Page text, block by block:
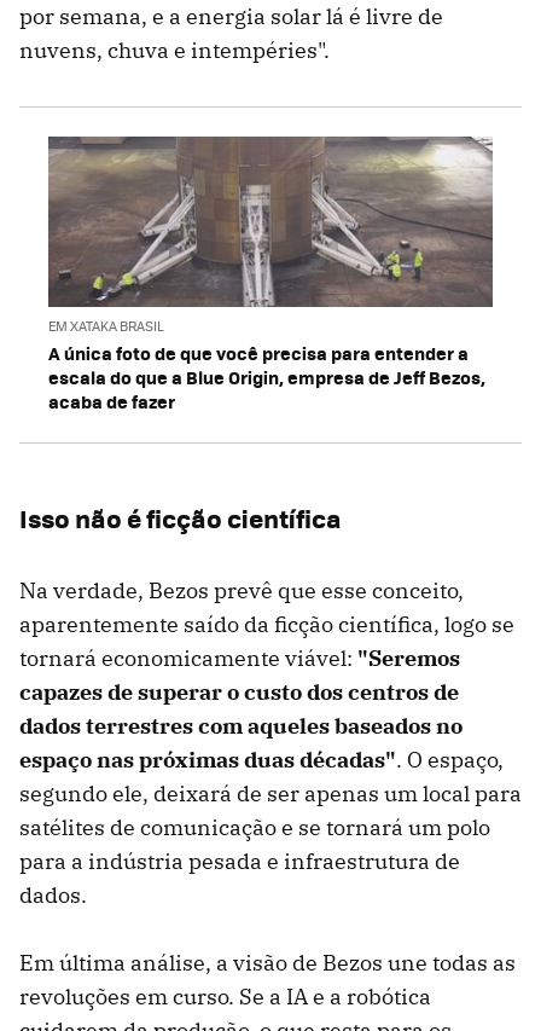
por semana, e a energia solar lá é livre de
nuvens, chuva e intempéries".
EM XATAKA BRASIL
A única foto de que você precisa para entender a
escala do que a Blue Origin, empresa de Jeff Bezos,
acaba de fazer
Isso não é ficção científica
Na verdade, Bezos prevê que esse conceito,
aparentemente saído da ficção científica, logo se
tornará economicamente viável: "Seremos
capazes de superar o custo dos centros de
dados terrestres com aqueles baseados no
espaço nas próximas duas décadas". O espaço,
segundo ele, deixará de ser apenas um local para
satélites de comunicação e se tornará um polo
para a indústria pesada e infraestrutura de
dados.
Em última análise, a visão de Bezos une todas as
revoluções em curso. Se a IA e a robótica